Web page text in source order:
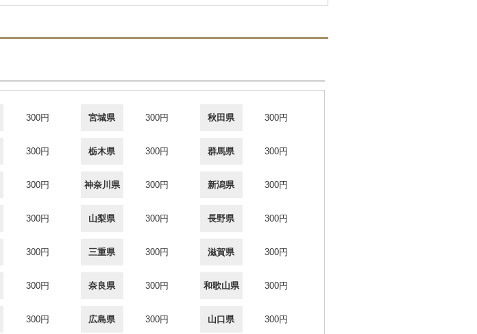
300円 宮城県 300円 秋田県 300円
300円 栃木県 300円 群馬県 300円
300円 神奈川県 300円 新潟県 300円
300円 山梨県 300円 長野県 300円
300円 三重県 300円 滋賀県 300円
300円 奈良県 300円 和歌山県 300円
300円 広島県 300円 山口県 300円